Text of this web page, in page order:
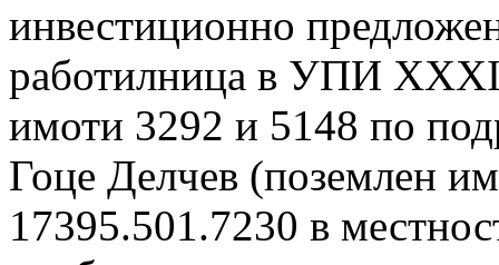
инвестиционно
работилница в УПИ
имоти 3292 и 5148 по
Гоце Делчев (поземлен
17395.501.7230 в